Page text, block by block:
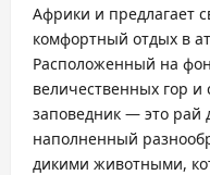
Африки и предлагает
комфортный отдых в
Расположенный на
величественных гор
заповедник — это
наполненный
дикими животными,